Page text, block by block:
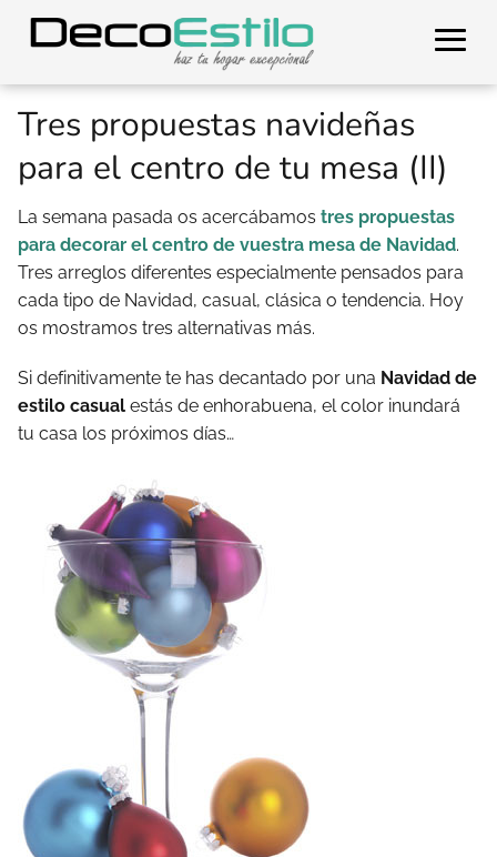
Tres propuestas navideñas
para el centro de tu mesa (II)
La semana pasada os acercábamos tres propuestas
para decorar el centro de vuestra mesa de Navidad.
Tres arreglos diferentes especialmente pensados para
cada tipo de Navidad, casual, clásica o tendencia. Hoy
os mostramos tres alternativas más.
Si definitivamente te has decantado por una Navidad de
estilo casual estás de enhorabuena, el color inundará
tu casa los próximos días…